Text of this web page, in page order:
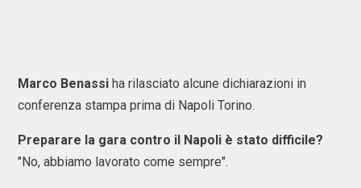
Marco Benassi ha rilasciato alcune dichiarazioni in
conferenza stampa prima di Napoli Torino.
Preparare la gara contro il Napoli è stato difficile?
"No, abbiamo lavorato come sempre".